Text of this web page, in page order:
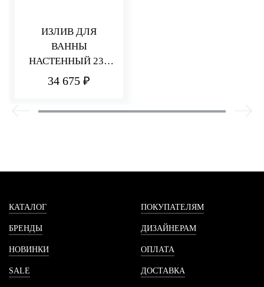
ИЗЛИВ ДЛЯ
ВАННЫ
НАСТЕННЫЙ 235
ММ PA36
34 675 ₽
КАТАЛОГ
БРЕНДЫ
НОВИНКИ
SALE
ПОКУПАТЕЛЯМ
ДИЗАЙНЕРАМ
ОПЛАТА
ДОСТАВКА